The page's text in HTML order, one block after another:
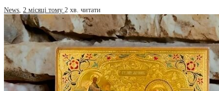
News 2 місяці тому 2 хв. читати